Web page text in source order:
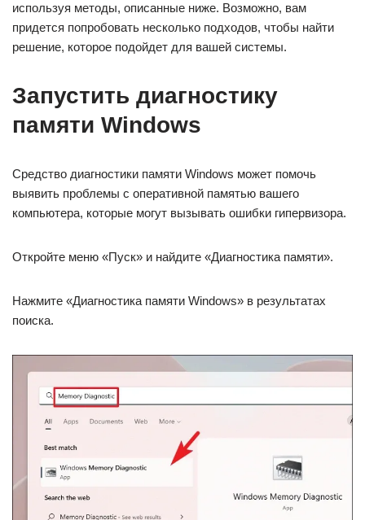
используя методы, описанные ниже. Возможно, вам
придется попробовать несколько подходов, чтобы найти
решение, которое подойдет для вашей системы.
Запустить диагностику
памяти Windows
Средство диагностики памяти Windows может помочь
выявить проблемы с оперативной памятью вашего
компьютера, которые могут вызывать ошибки гипервизора.
Откройте меню «Пуск» и найдите «Диагностика памяти».
Нажмите «Диагностика памяти Windows» в результатах
поиска.